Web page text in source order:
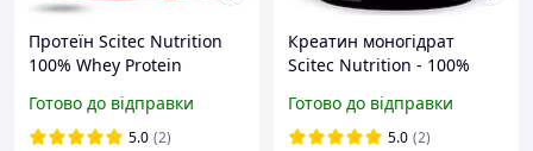
Протеїн Scitec Nutrition
100% Whey Protein
смаки)
Готово до відправки
5.0 (2)
Креатин моногідрат
Scitec Nutrition - 100%
300 г
Готово до відправки
5.0 (2)